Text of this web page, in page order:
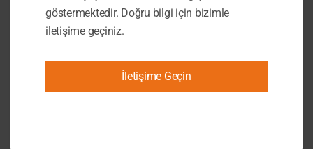
göstermektedir. Doğru bilgi için bizimle
iletişime geçiniz.
İletişime Geçin